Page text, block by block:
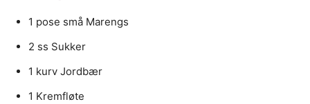
1 pose små Marengs
2 ss Sukker
1 kurv Jordbær
1 Kremfløte